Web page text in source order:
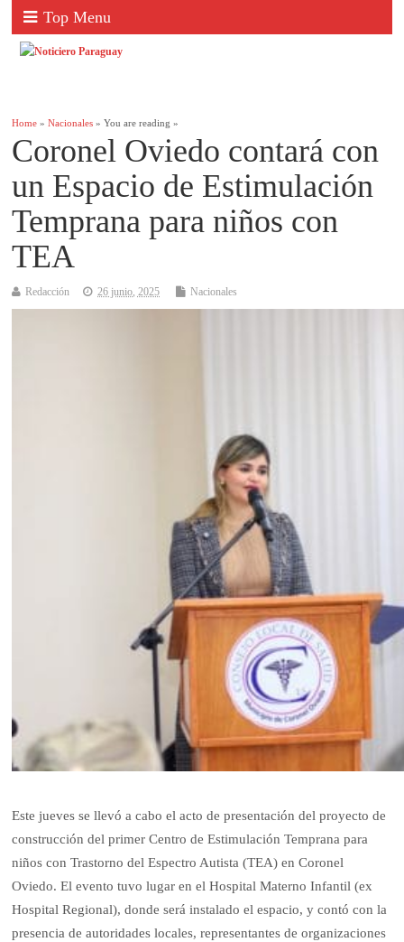
Top Menu
Home »Nacionales » You are reading »
Coronel Oviedo contará con
un Espacio de Estimulación
Temprana para niños con
TEA
Redacción 26 junio, 2025 Nacionales
Este jueves se llevó a cabo el acto de presentación del proyecto de
construcción del primer Centro de Estimulación Temprana para
niños con Trastorno del Espectro Autista (TEA) en Coronel
Oviedo. El evento tuvo lugar en el Hospital Materno Infantil (ex
Hospital Regional), donde será instalado el espacio, y contó con la
presencia de autoridades locales, representantes de organizaciones